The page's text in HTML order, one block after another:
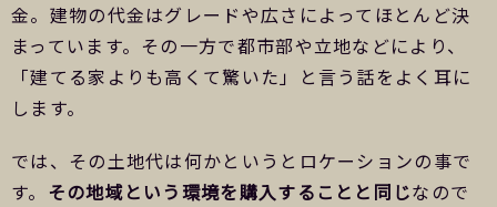
金。建物の代金はグレードや広さによってほとんど決
まっています。その一方で都市部や立地などにより、
「建てる家よりも高くて驚いた」と言う話をよく耳に
します。
では、その土地代は何かというとロケーションの事で
す。 その地域という環境を購入することと同じなので